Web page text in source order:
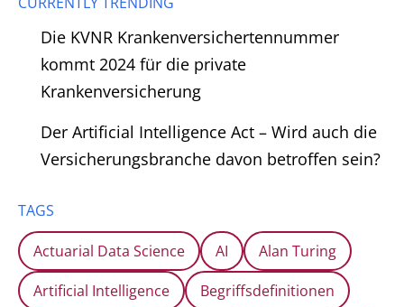
Die KVNR Krankenversichertennummer
kommt 2024 für die private
Krankenversicherung
Der Artificial Intelligence Act – Wird auch die
Versicherungsbranche davon betroffen sein?
TAGS
Actuarial Data Science AI
Alan Turing
Artificial Intelligence
Begriffsdefinitionen